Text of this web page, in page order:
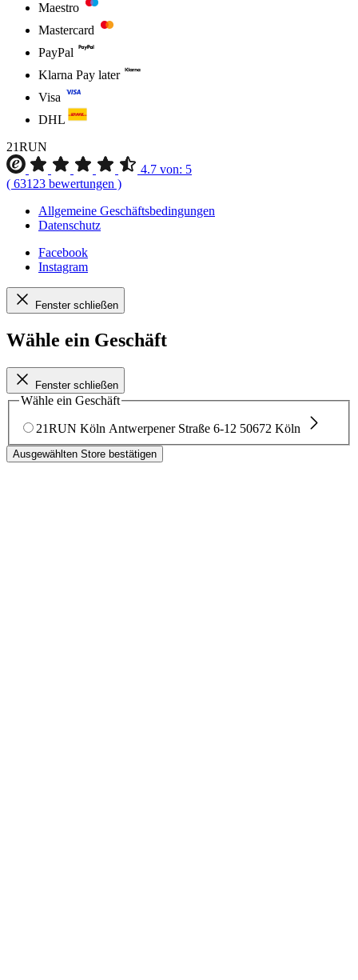
Maestro
Mastercard
PayPal
Klarna Pay later
Visa
DHL
21RUN
4.7 von: 5
( 63123 bewertungen )
Allgemeine Geschäftsbedingungen
Datenschutz
Facebook
Instagram
Fenster schließen
Wähle ein Geschäft
Fenster schließen
Wähle ein Geschäft
21RUN Köln Antwerpener Straße 6-12 50672 Köln
Ausgewählten Store bestätigen